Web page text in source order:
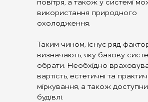
використання природного
охолодження.
Таким чином, існує ряд
визначають, яку базову
обрати. Необхідно
вартість, естетичні та
міркування, а також
будівлі.